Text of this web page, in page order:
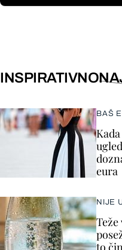
INSPIRATIVNO
BAŠ
eura
NIJE
to